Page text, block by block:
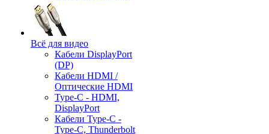
Всё для видео
Кабели DisplayPort
(DP)
Кабели HDMI /
Оптические HDMI
Type-C - HDMI,
DisplayPort
Кабели Type-C -
Type-C, Thunderbolt